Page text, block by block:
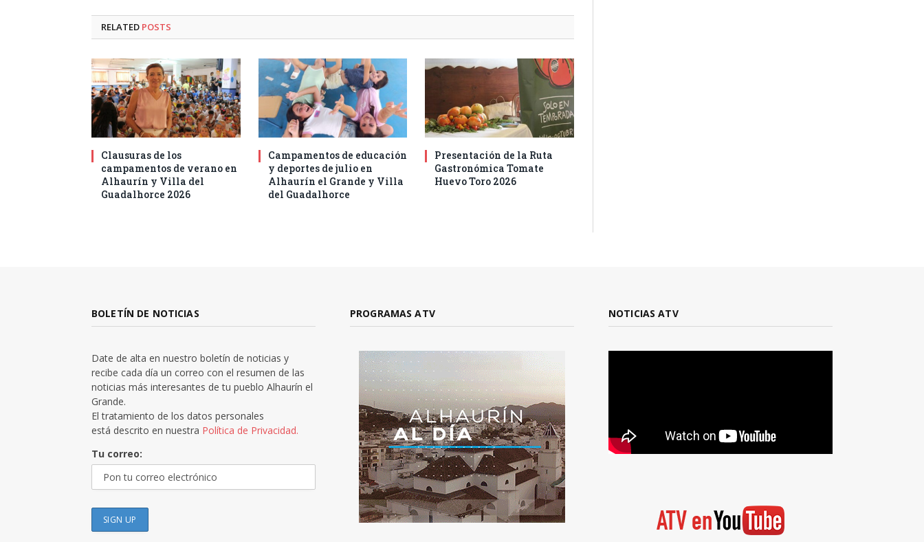
RELATED POSTS
Clausuras de los
campamentos de verano en
Alhaurín y Villa del
Guadalhorce 2026
Campamentos de educación
y deportes de julio en
Alhaurín el Grande y Villa
del Guadalhorce
Presentación de la Ruta
Gastronómica Tomate
Huevo Toro 2026
BOLETÍN DE NOTICIAS
Date de alta en nuestro boletín de noticias y
recibe cada día un correo con el resumen de las
noticias más interesantes de tu pueblo Alhaurín el
Grande.
El tratamiento de los datos personales
está descrito en nuestra Política de Privacidad.
Tu correo:
PROGRAMAS ATV NOTICIAS ATV